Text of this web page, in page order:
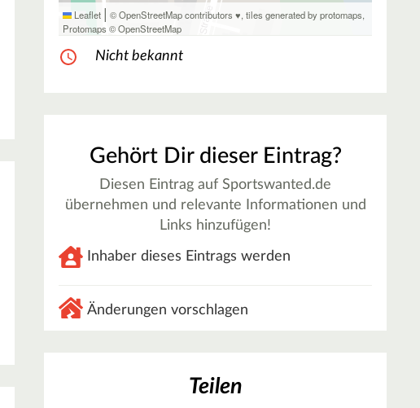
Leaflet | © OpenStreetMap contributors ♥,tiles generated by protomaps,
Protomaps ©OpenStreetMap
Nicht bekannt
Gehört Dir dieser Eintrag?
Diesen Eintrag auf Sportswanted.de
übernehmen und relevante Informationen und
Links hinzufügen!
Inhaber dieses Eintrags werden
Änderungen vorschlagen
Teilen